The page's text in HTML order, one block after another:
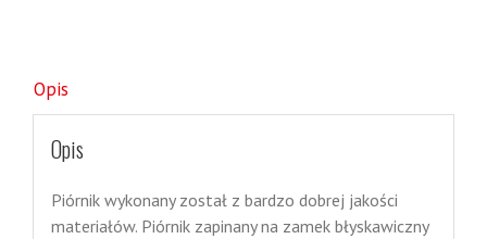
Opis
Opis
Piórnik wykonany został z bardzo dobrej jakości
materiałów. Piórnik zapinany na zamek błyskawiczny